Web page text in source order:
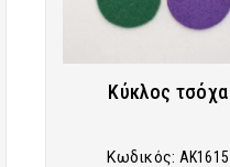
Κύκλος τσόχα
Κωδικός: AK1615